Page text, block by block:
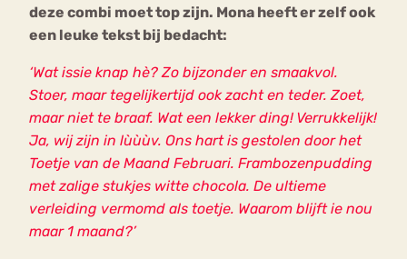
deze combi moet top zijn. Mona heeft er zelf ook
een leuke tekst bij bedacht:
‘Wat issie knap hè? Zo bijzonder en smaakvol.
Stoer, maar tegelijkertijd ook zacht en teder. Zoet,
maar niet te braaf. Wat een lekker ding! Verrukkelijk!
Ja, wij zijn in lùùùv. Ons hart is gestolen door het
Toetje van de Maand Februari. Frambozenpudding
met zalige stukjes witte chocola. De ultieme
verleiding vermomd als toetje. Waarom blijft ie nou
maar 1 maand?’